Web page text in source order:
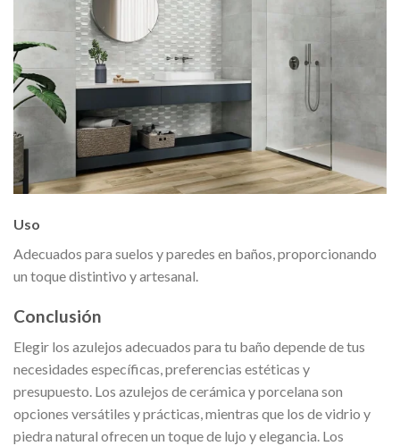
Uso
Adecuados para suelos y paredes en baños, proporcionando
un toque distintivo y artesanal.
Conclusión
Elegir los azulejos adecuados para tu baño depende de tus
necesidades específicas, preferencias estéticas y
presupuesto. Los azulejos de cerámica y porcelana son
opciones versátiles y prácticas, mientras que los de vidrio y
piedra natural ofrecen un toque de lujo y elegancia. Los